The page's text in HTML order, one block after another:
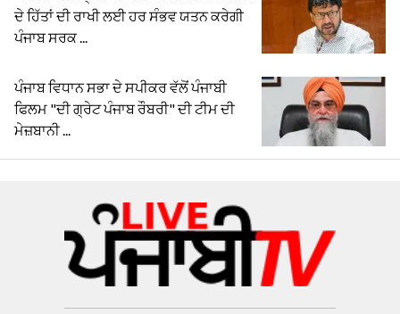
ਦੇ ਹਿੱਤਾਂ ਦੀ ਰਾਖੀ ਲਈ ਹਰ ਸੰਭਵ ਯਤਨ ਕਰੇਗੀ
ਪੰਜਾਬ ਸਰਕ ...
ਪੰਜਾਬ ਵਿਧਾਨ ਸਭਾ ਦੇ ਸਪੀਕਰ ਵੱਲੋਂ ਪੰਜਾਬੀ
ਫਿਲਮ "ਦੀ ਗ੍ਰੇਟ ਪੰਜਾਬ ਰੌਬਰੀ" ਦੀ ਟੀਮ ਦੀ
ਮੇਜ਼ਬਾਨੀ ...